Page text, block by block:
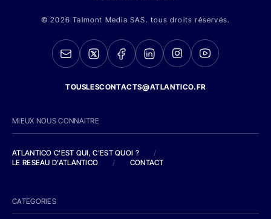
© 2026 Talmont Media SAS. tous droits réservés.
TOUSLESCONTACTS@ATLANTICO.FR
MIEUX NOUS CONNAITRE
ATLANTICO C'EST QUI, C'EST QUOI ?
/
LE RESEAU D'ATLANTICO
/ CONTACT
CATEGORIES